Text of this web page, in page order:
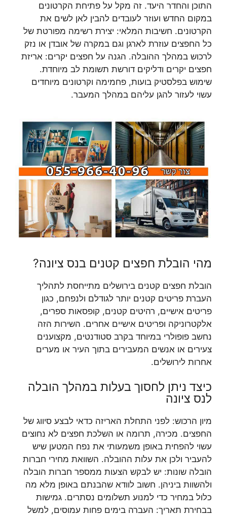
התוכן והחדר היעד. זה מקל על פתיחת הקרטונים
במקום החדש ועוזר לעובדים להבין לאן לשים את
הקרטונים. חשיבות המלאי: יצירת רשימה מפורטת של
כל החפצים עוזרת לארגן וגם במקרה של אובדן או נזק
לרכוש במהלך ההובלה. הגנה על חפצים יקרים: אריזת
חפצים יקרים ודליקים דורשת תשומת לב מיוחדת.
שימוש בפלסטיק בועות, פחמימה וקרטונים מיוחדים
עשוי לעזור להגן עליהם במהלך המעבר.
מהי הובלת חפצים קטנים בנס ציונה?
הובלת חפצים קטנים בירושלים מתייחסת לתהליך
העברת פריטים קטנים יותר לגודלם ולנפחם, כגון
פריטים אישיים, רהיטים קטנים, קופסאות ספרים,
אלקטרוניקה ופריטים אישיים אחרים. השירות הזה
נחשב פופולרי במיוחד בקרב סטודנטים, מקצוענים
צעירים או אנשים המעבירים בתוך העיר או מערים
אחרות לירושלים.
כיצד ניתן לחסוך בעלות במהלך הובלה
לנס ציונה
מיון הרכוש: לפני התחלת האריזה כדאי לבצע סיווג של
החפצים. מכירה, תרומה או השלכת חפצים לא נחוצים
עשוי להפחית באופן משמעותי את נפח המטען שיש
להעביר ולכן את עלות ההובלה. השוואת מחירי חברות
הובלה שונות: יש לבקש הצעות ממספר חברות הובלה
ולהשוות ביניהן. חשוב לוודא שהבנתם באופן מלא מה
כלול במחיר כדי למנוע תשלומים נסתרים. גמישות
בבחירת תאריך: העברה בימים פחות עמוסים, למשל